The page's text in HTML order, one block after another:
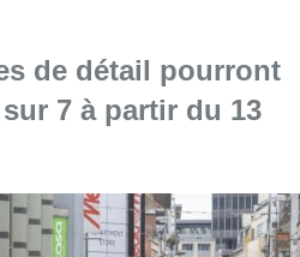
de détail pourront
7 à partir du 13